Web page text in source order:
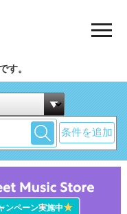
す。
条件を追加
ンペーン実施中★